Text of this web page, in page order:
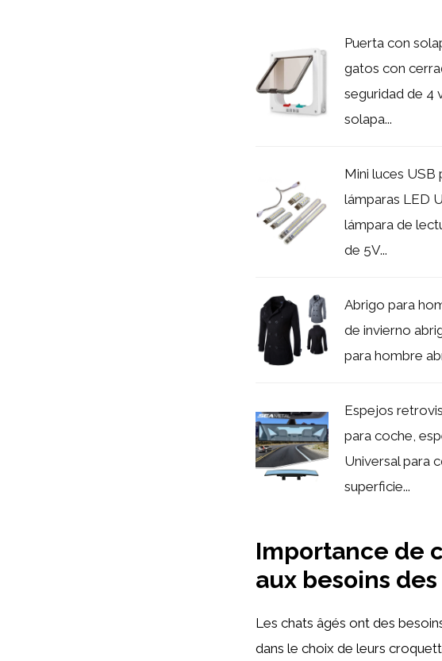
Puerta con
gatos con
seguridad de 4
solapa...
Mini luces USB
lámparas LED
lámpara de
de 5V...
Abrigo para
de invierno
para hombre
Espejos
para coche,
Universal para
superficie...
Importance de
aux besoins
Les chats âgés ont des
dans le choix de leurs